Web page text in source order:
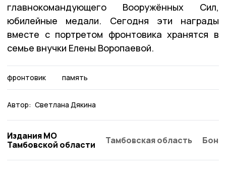
главнокомандующего Вооружённых Сил,
юбилейные медали. Сегодня эти награды
вместе с портретом фронтовика хранятся в
семье внучки Елены Воропаевой.
фронтовик память
Автор: Светлана Дякина
Издания МО
Тамбовской области
Тамбовская область